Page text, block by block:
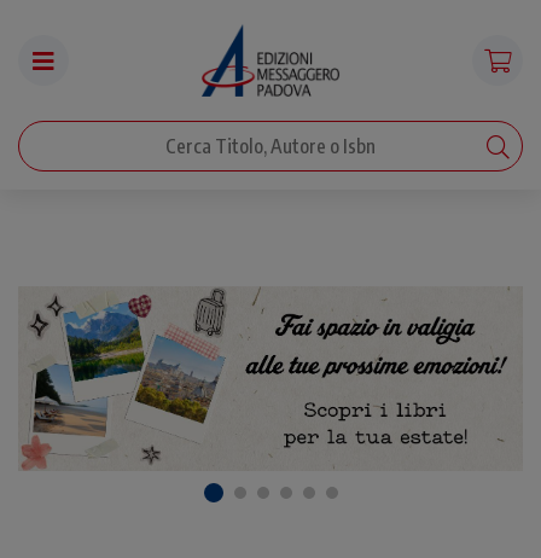
Vendita libri di teologia, liturgia, spiritualità,